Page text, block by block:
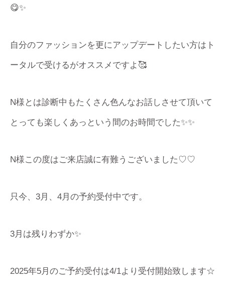
😋✨
自分のファッションを更にアップデートしたい方はト
ータルで受けるがオススメですよ🥰
N様とは診断中もたくさん色んなお話しさせて頂いて
とっても楽しくあっという間のお時間でした✨✨
N様この度はご来店誠に有難うございました♡♡
只今、3月、4月の予約受付中です。
3月は残りわずか✨
2025年5月のご予約受付は4/1より受付開始致します☆